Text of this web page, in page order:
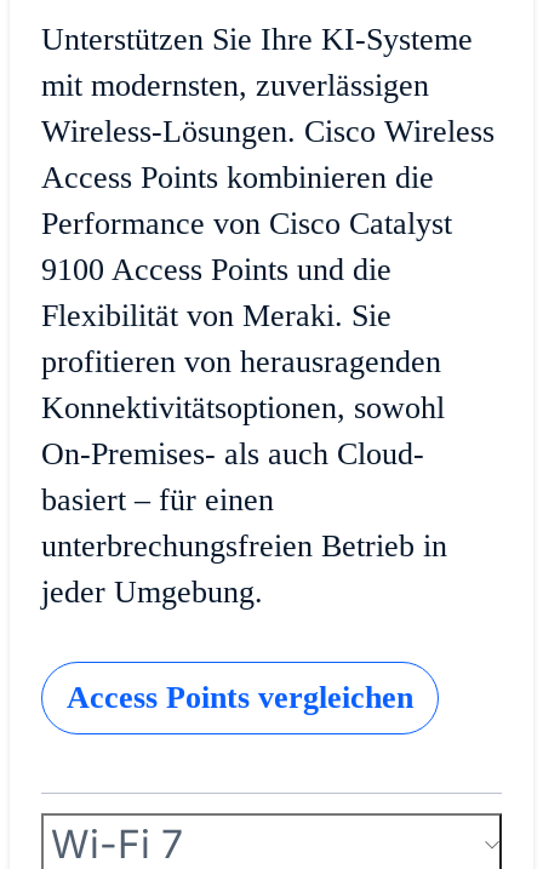
Unterstützen Sie Ihre KI-Systeme
mit modernsten, zuverlässigen
Wireless-Lösungen. Cisco Wireless
Access Points kombinieren die
Performance von Cisco Catalyst
9100 Access Points und die
Flexibilität von Meraki. Sie
profitieren von herausragenden
Konnektivitätsoptionen, sowohl
On-Premises- als auch Cloud-
basiert – für einen
unterbrechungsfreien Betrieb in
jeder Umgebung.
Access Points vergleichen
Wi-Fi 7